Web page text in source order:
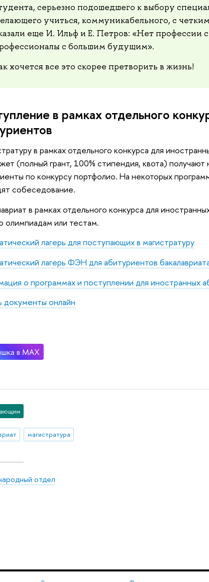
серьезно подошедшего к выбору
учиться, коммуникабельного, с
еще И. Ильф и Е. Петров: «Нет профессии
с большим будущим».
хочется все это скорее претворить в жизнь!
в рамках отдельного
в рамках отдельного конкурса для
(полный грант, 100% стипендия, квота)
по конкурсу портфолио. На некоторых
собеседование.
в рамках отдельного конкурса для
олимпиадам или тестам.
лагерь для поступающих в магистратуру
лагерь ФЭН для абитуриентов
о программах и поступлении для иностранных
документы онлайн
магистратура
отдел